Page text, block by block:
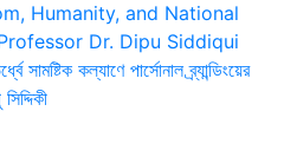
Humanity, and National
Dr. Dipu Siddiqui
সামষ্টিক কল্যাণে পার্সোনাল ব্র্যান্ডিংয়ের